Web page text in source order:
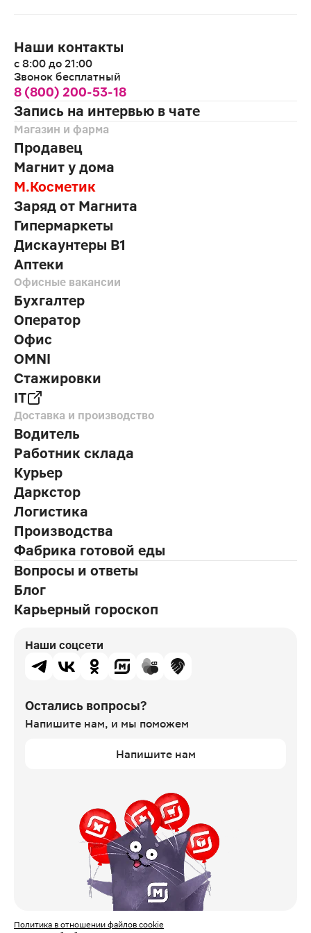
Наши контакты
с 8:00 до 21:00
Звонок бесплатный
8 (800) 200-53-18
Запись на интервью в чате
Магазин и фарма
Продавец
Магнит у дома
М.Косметик
Заряд от Магнита
Гипермаркеты
Дискаунтеры В1
Аптеки
Офисные вакансии
Бухгалтер
Оператор
Офис
OMNI
Стажировки
IT
Доставка и производство
Водитель
Работник склада
Курьер
Даркстор
Логистика
Производства
Фабрика готовой еды
Вопросы и ответы
Блог
Карьерный гороскоп
Наши соцсети
Остались вопросы?
Напишите нам, и мы поможем
Напишите нам
Политика в отношении файлов cookie